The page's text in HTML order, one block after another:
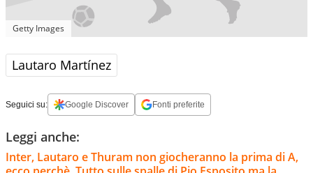
Getty Images
Lautaro Martínez
Seguici su: Google Discover Fonti preferite
Leggi anche:
Inter, Lautaro e Thuram non giocheranno la prima di A,